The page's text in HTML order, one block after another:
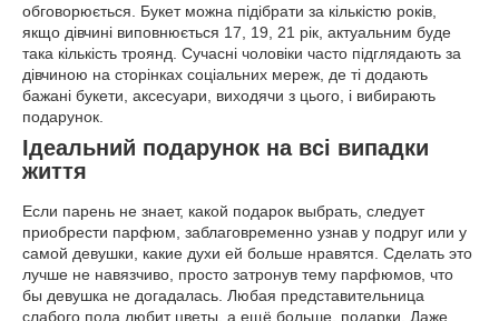
обговорюється. Букет можна підібрати за кількістю років,
якщо дівчині виповнюється 17, 19, 21 рік, актуальним буде
така кількість троянд. Сучасні чоловіки часто підглядають за
дівчиною на сторінках соціальних мереж, де ті додають
бажані букети, аксесуари, виходячи з цього, і вибирають
подарунок.
Ідеальний подарунок на всі випадки
життя
Если парень не знает, какой подарок выбрать, следует
приобрести парфюм, заблаговременно узнав у подруг или у
самой девушки, какие духи ей больше нравятся. Сделать это
лучше не навязчиво, просто затронув тему парфюмов, что
бы девушка не догадалась. Любая представительница
слабого пола любит цветы, а ещё больше, подарки. Даже